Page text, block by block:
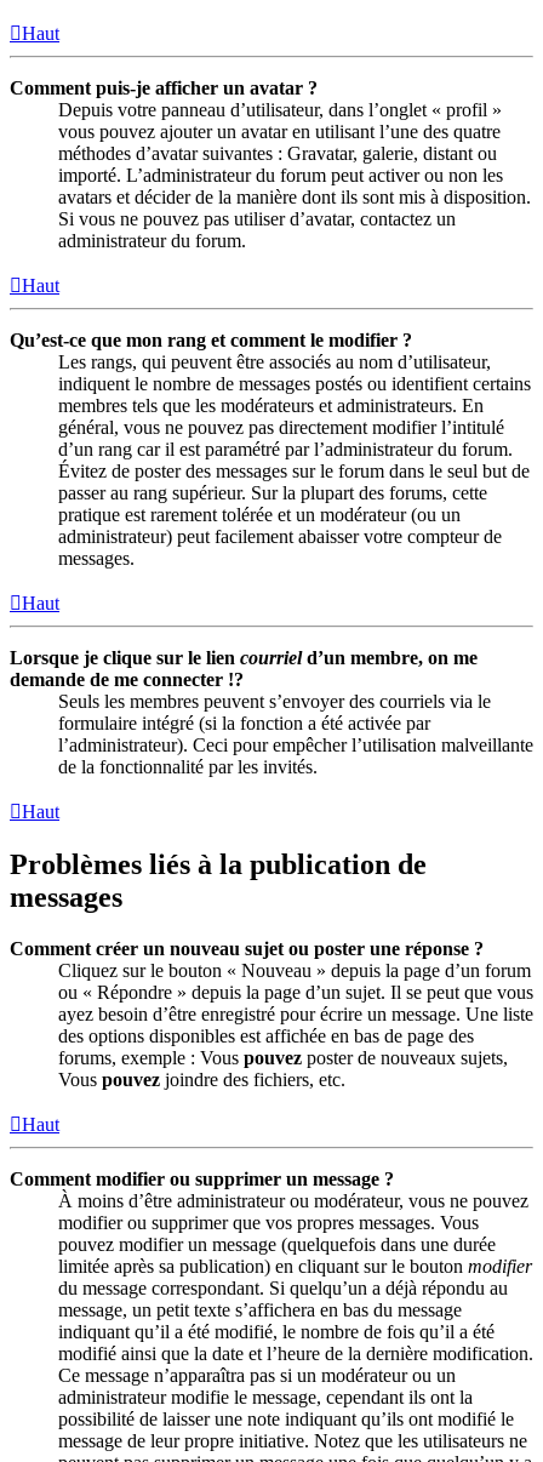
Haut
Comment puis-je afficher un avatar ?
Depuis votre panneau d’utilisateur, dans l’onglet « profil »
vous pouvez ajouter un avatar en utilisant l’une des quatre
méthodes d’avatar suivantes : Gravatar, galerie, distant ou
importé. L’administrateur du forum peut activer ou non les
avatars et décider de la manière dont ils sont mis à disposition.
Si vous ne pouvez pas utiliser d’avatar, contactez un
administrateur du forum.
Haut
Qu’est-ce que mon rang et comment le modifier ?
Les rangs, qui peuvent être associés au nom d’utilisateur,
indiquent le nombre de messages postés ou identifient certains
membres tels que les modérateurs et administrateurs. En
général, vous ne pouvez pas directement modifier l’intitulé
d’un rang car il est paramétré par l’administrateur du forum.
Évitez de poster des messages sur le forum dans le seul but de
passer au rang supérieur. Sur la plupart des forums, cette
pratique est rarement tolérée et un modérateur (ou un
administrateur) peut facilement abaisser votre compteur de
messages.
Haut
Lorsque je clique sur le lien courrield’un membre, on me
demande de me connecter !?
Seuls les membres peuvent s’envoyer des courriels via le
formulaire intégré (si la fonction a été activée par
l’administrateur). Ceci pour empêcher l’utilisation malveillante
de la fonctionnalité par les invités.
Haut
Problèmes liés à la publication de
messages
Comment créer un nouveau sujet ou poster une réponse ?
Cliquez sur le bouton « Nouveau » depuis la page d’un forum
ou « Répondre » depuis la page d’un sujet. Il se peut que vous
ayez besoin d’être enregistré pour écrire un message. Une liste
des options disponibles est affichée en bas de page des
forums, exemple : Vous pouvez poster de nouveaux sujets,
Vous pouvez joindre des fichiers, etc.
Haut
Comment modifier ou supprimer un message ?
À moins d’être administrateur ou modérateur, vous ne pouvez
modifier ou supprimer que vos propres messages. Vous
pouvez modifier un message (quelquefois dans une durée
limitée après sa publication) en cliquant sur le bouton modifier
du message correspondant. Si quelqu’un a déjà répondu au
message, un petit texte s’affichera en bas du message
indiquant qu’il a été modifié, le nombre de fois qu’il a été
modifié ainsi que la date et l’heure de la dernière modification.
Ce message n’apparaîtra pas si un modérateur ou un
administrateur modifie le message, cependant ils ont la
possibilité de laisser une note indiquant qu’ils ont modifié le
message de leur propre initiative. Notez que les utilisateurs ne